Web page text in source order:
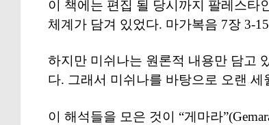
이 책에는 편집 될 당시까지 팔레스타
체계가 담겨 있었다. 마가복음 7장 3-
하지만 미쉬나는 원론적 내용만 담고
다. 그래서 미쉬나를 바탕으로 오랜
이 해석들을 모은 것이 “게마라